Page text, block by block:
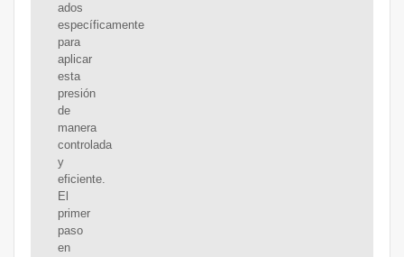
ados
específicamente
para
aplicar
esta
presión
de
manera
controlada
y
eficiente.
El
primer
paso
en